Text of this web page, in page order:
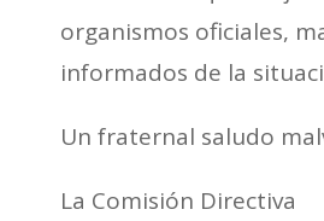
organismos oficiales,
informados de la
Un fraternal saludo
La Comisión Directiva